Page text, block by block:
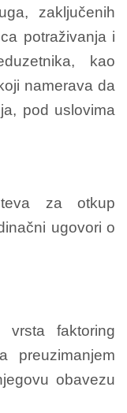
zaključenih
potraživanja i
kao
namerava da
pod uslovima
za otkup
ugovori o
vrsta faktoring
preuzimanjem
obavezu